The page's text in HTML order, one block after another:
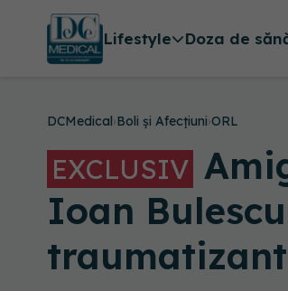
Lifestyle Doza de
DCMedical›Boli și Afecțiuni›ORL
EXCLUSIV
Ioan